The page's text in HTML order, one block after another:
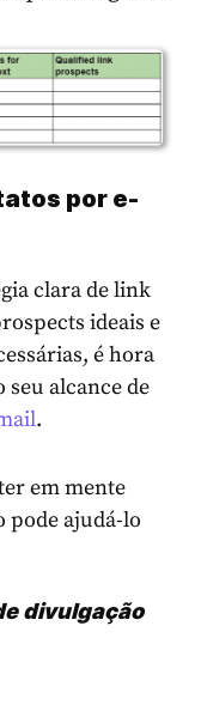
por e-
clara de link
ideais e
é hora
alcance de
.
em mente
pode ajudá-lo
divulgação